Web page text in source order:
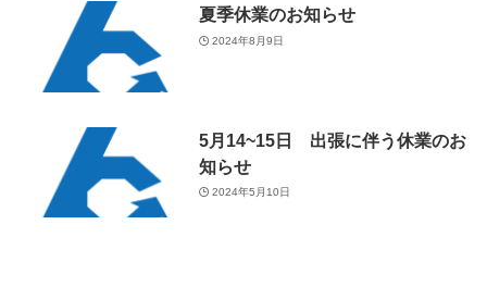
夏季休業のお知らせ
2024年8月9日
5月14~15日 出張に伴う休業のお
知らせ
2024年5月10日